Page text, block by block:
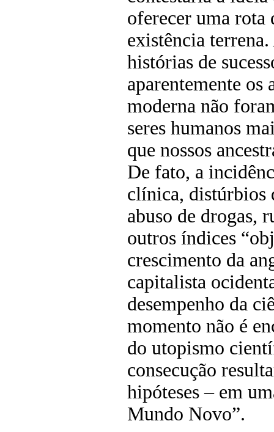
oferecer uma rota
existência
histórias de
aparentemente os
moderna não
seres humanos
que nossos
De fato, a
clínica, distúrbios
abuso de drogas,
outros índices
crescimento da
capitalista
desempenho da
momento não é
do utopismo
consecução
hipóteses – em
Mundo Novo”.